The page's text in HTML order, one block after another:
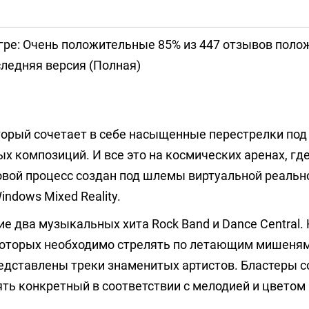
Очень положительные 85% из 447 отзывов
версия (Полная)
сочетает в себе насыщенные перестрелки
композиций. И все это на космических аренах,
процесс создан под шлемы виртуальной
Mixed Reality.
музыкальных хита Rock Band и Dance Central.
необходимо стрелять по летающим
треки знаменитых артистов. Бластеры
конкретный в соответствии с мелодией и цветом